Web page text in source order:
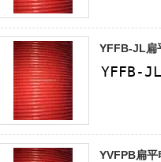
YFFB-JL扁
YVFPB扁平